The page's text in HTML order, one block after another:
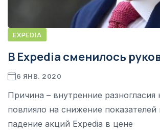
EXPEDIA
В Expedia сменилось
6 ЯНВ. 2020
Причина – внутренние разногласия
повлияло на снижение показателей
падение акций Expedia в цене